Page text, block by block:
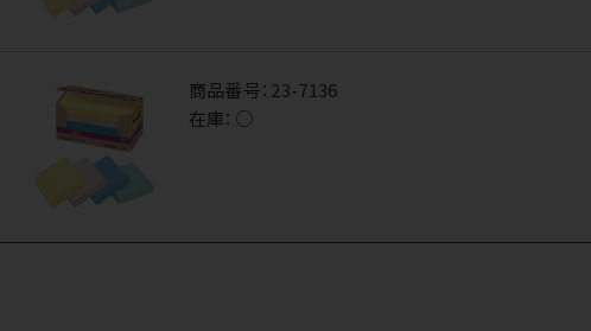
商品番号： 23-7136
在庫： ○